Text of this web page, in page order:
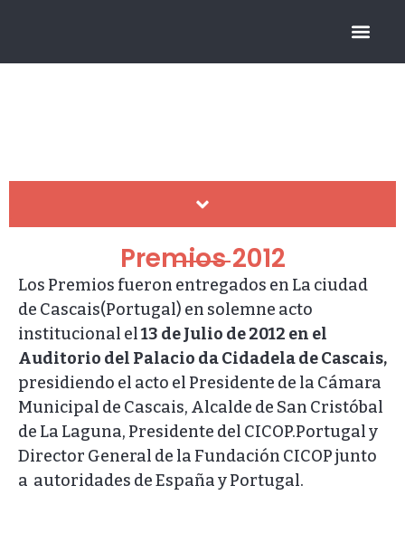
Premios 2012
Los Premios fueron entregados en La ciudad
de Cascais(Portugal) en solemne acto
institucional el13 de Julio de 2012 en el
Auditorio del Palacio da Cidadela de Cascais,
presidiendo el acto el Presidente de la Cámara
Municipal de Cascais, Alcalde de San Cristóbal
de La Laguna, Presidente del CICOP.Portugal y
Director General de la Fundación CICOP junto
a autoridades de España y Portugal.